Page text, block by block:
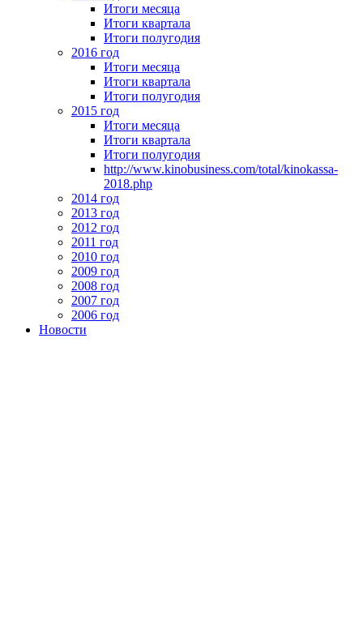
Итоги месяца
Итоги квартала
Итоги полугодия
2016 год
Итоги месяца
Итоги квартала
Итоги полугодия
2015 год
Итоги месяца
Итоги квартала
Итоги полугодия
http://www.kinobusiness.com/total/kinokassa-
2018.php
2014 год
2013 год
2012 год
2011 год
2010 год
2009 год
2008 год
2007 год
2006 год
Новости